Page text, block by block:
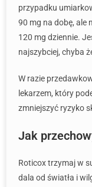
przypadku
90 mg na dobę, ale
120 mg dziennie.
najszybciej, chyba
W razie
lekarzem, który
zmniejszyć ryzyko
Jak
Roticox trzymaj w
dala od światła i